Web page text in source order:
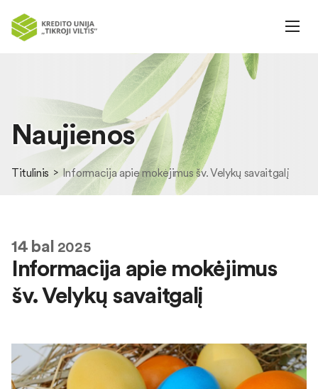
Naujienos
Titulinis Informacija apie mokėjimus šv. Velykų savaitgalį
14bal 2025
Informacija apie mokėjimus
šv. Velykų savaitgalį